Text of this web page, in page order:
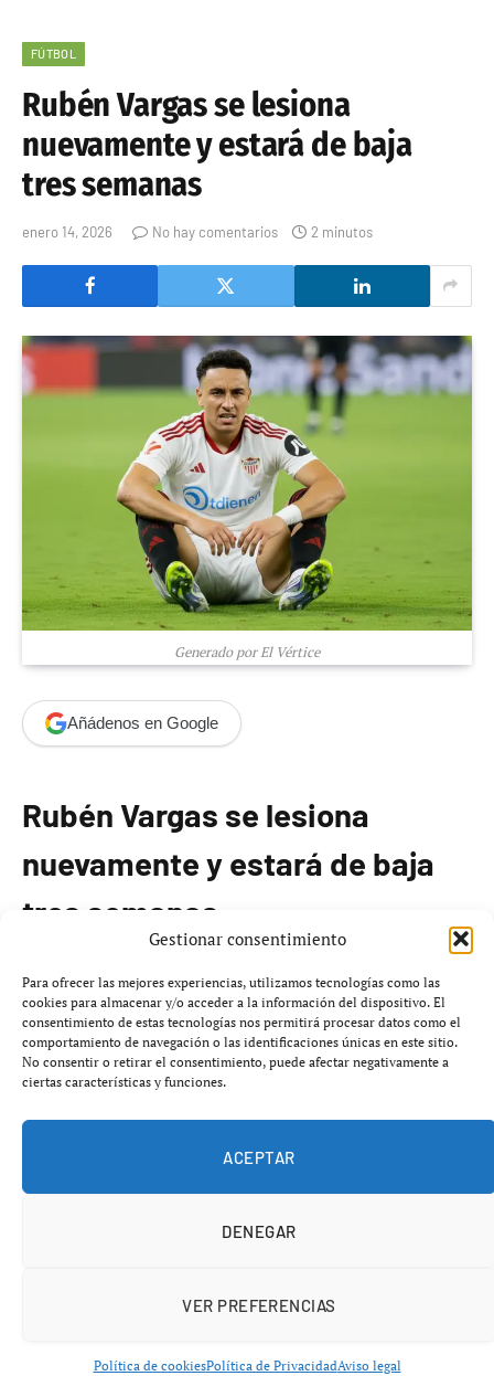
Gestionar consentimiento
Para ofrecer las mejores experiencias, utilizamos tecnologías como las
cookies para almacenar y/o acceder a la información del dispositivo. El
consentimiento de estas tecnologías nos permitirá procesar datos como el
comportamiento de navegación o las identificaciones únicas en este sitio.
No consentir o retirar el consentimiento, puede afectar negativamente a
ciertas características y funciones.
ACEPTAR
DENEGAR
VER PREFERENCIAS
Política de cookiesPolítica de PrivacidadAviso legal
FÚTBOL
Rubén Vargas se lesiona
nuevamente y estará de baja
tres semanas
enero 14, 2026 No hay comentarios 2 minutos
Generado por El Vértice
Añádenos en Google
Rubén Vargas se lesiona
nuevamente y estará de baja
tres semanas
El Sevilla FC ha confirmado la nueva lesión deRubén
Vargas, quien se ha resentido de su lesión en elbíceps
femoral izquierdoa los pocos minutos de su regreso al
campo, en el partido contra elCelta de Vigo. El jugador
suizo, de 27 años, había estado fuera de la competición
durante mes y medio.
de su baja podría extenderse. Esta situación se suma a su
en la temporada pasada debido a problemas
participación en los últimos encuentros deLaLiga